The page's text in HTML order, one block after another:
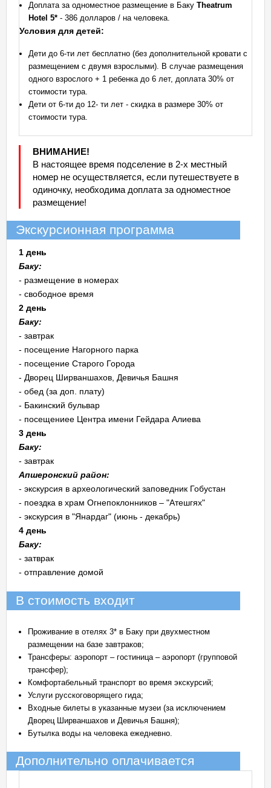
Доплата за одноместное размещение в Баку Theatrum
Hotel 5* - 386 долларов / на человека.
Условия для детей:
Дети до 6-ти лет бесплатно (без дополнительной кровати с
размещением с двумя взрослыми). В случае размещения
одного взрослого + 1 ребенка до 6 лет, доплата 30% от
стоимости тура.
Дети от 6-ти до 12- ти лет - скидка в размере 30% от
стоимости тура.
ВНИМАНИЕ!
В настоящее время подселение в 2-х местный
номер не осуществляется, если путешествуете в
одиночку, необходима доплата за одноместное
размещение!
Экскурсионная программа
1 день
Баку:
- размещение в номерах
- свободное время
2 день
Баку:
- завтрак
- посещение Нагорного парка
- посещение Старого Города
- Дворец Ширваншахов, Девичья Башня
- обед (за доп. плату)
- Бакинский бульвар
- посещениее Центра имени Гейдара Алиева
3 день
Баку:
- завтрак
Апшеронский район:
- экскурсия в археологический заповедник Гобустан
- поездка в храм Огнепоклонников – "Атешгях"
- экскурсия в "Янардаг" (июнь - декабрь)
4 день
Баку:
- затврак
- отправление домой
В стоимость входит
Проживание в отелях 3* в Баку при двухместном
размещении на базе завтраков;
Трансферы: аэропорт – гостиница – аэропорт (групповой
трансфер);
Комфортабельный транспорт во время экскурсий;
Услуги русскоговорящего гида;
Входные билеты в указанные музеи (за исключением
Дворец Ширваншахов и Девичья Башня);
Бутылка воды на человека ежедневно.
Дополнительно оплачивается